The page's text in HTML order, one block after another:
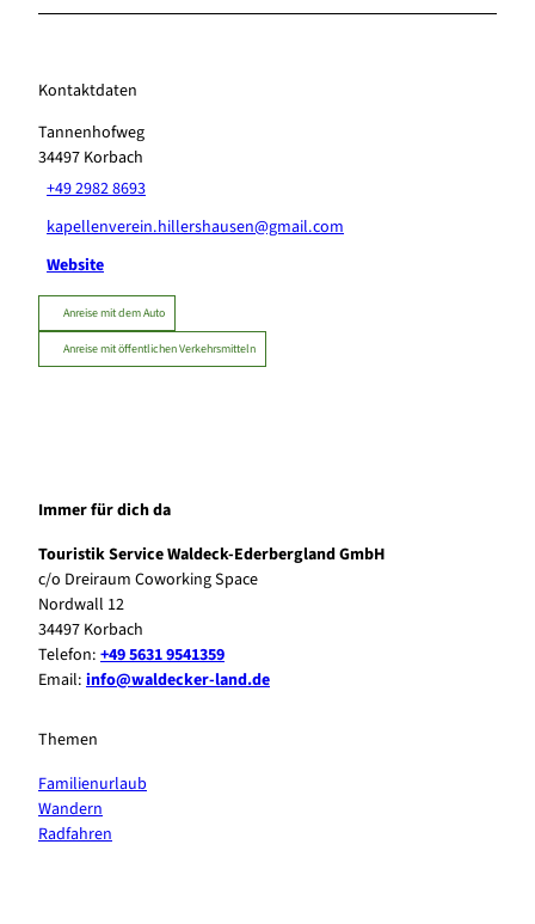
Kontaktdaten
Tannenhofweg
34497 Korbach
+49 2982 8693
kapellenverein.hillershausen@gmail.com
Website
Anreise mit dem Auto
Anreise mit öffentlichen Verkehrsmitteln
Immer für dich da
Touristik Service Waldeck-Ederbergland GmbH
c/o Dreiraum Coworking Space
Nordwall 12
34497 Korbach
Telefon: +49 5631 9541359
Email: info@waldecker-land.de
Themen
Familienurlaub
Wandern
Radfahren